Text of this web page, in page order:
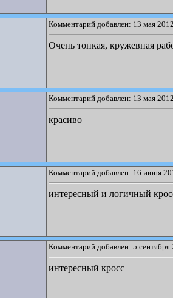
Комментарий добавлен: 13 мая
Очень тонкая, кружевная
Комментарий добавлен: 13 мая
красиво
Комментарий добавлен: 16 июня
интересный и логичный
Комментарий добавлен: 5
интересный кросс